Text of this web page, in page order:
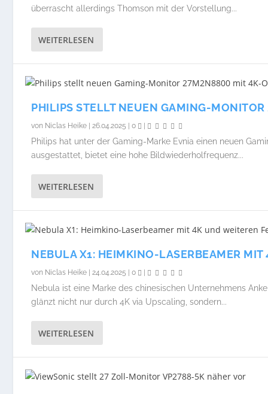
überrascht allerdings Thomson mit der Vorstellung...
WEITERLESEN
PHILIPS STELLT NEUEN GAMING-
von Niclas Heike |26.04.2025 |0
Philips hat unter der Gaming-Marke Evnia einen neuen
ausgestattet, bietet eine hohe Bildwiederholfrequenz...
WEITERLESEN
NEBULA X1: HEIMKINO-LASERBEAMER MIT
von Niclas Heike |24.04.2025 |0
Nebula ist eine Marke des chinesischen Unternehmens
glänzt nicht nur durch 4K via Upscaling, sondern...
WEITERLESEN